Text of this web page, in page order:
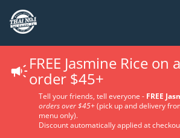
FREE Jasmine Rice on
order $45+
Tell your friends, tell everyone - FREE
orders over $45+(pick up and delivery
menu only).
Discount automatically applied at